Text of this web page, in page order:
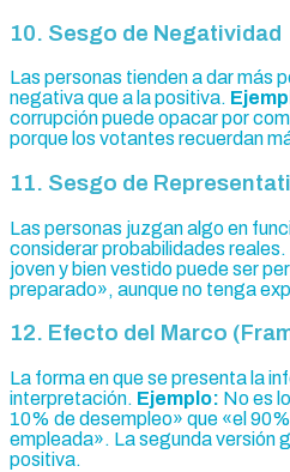
10. Sesgo de Negatividad
Las personas tienden a dar más
negativa que a la positiva.
corrupción puede opacar por
porque los votantes recuerdan
11. Sesgo de
Las personas juzgan algo en
considerar probabilidades reales.
joven y bien vestido puede ser
preparado», aunque no tenga
12. Efecto del Marco
La forma en que se presenta la
interpretación. Ejemplo: No es
10% de desempleo» que «el
empleada». La segunda versión
positiva.